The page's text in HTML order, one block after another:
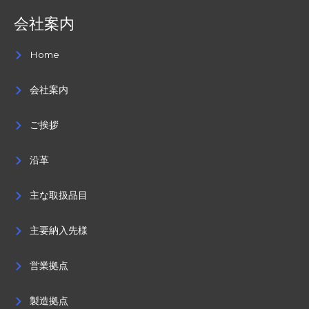
会社案内
Home
会社案内
ご挨拶
沿革
主な取扱品目
主要納入先様
営業拠点
製造拠点